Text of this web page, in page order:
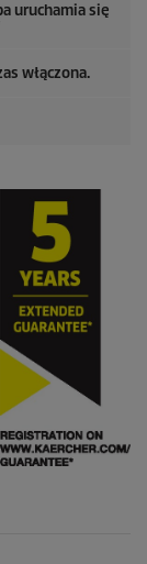
uruchamia się
włączona.